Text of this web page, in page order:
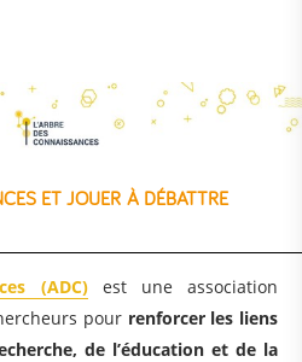
ET JOUER À DÉBATTRE
(ADC)est une association
pour renforcer les liens
de l’éducation et de la